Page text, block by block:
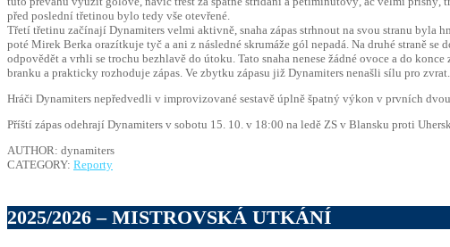
před poslední třetinou bylo tedy vše otevřené.
Třetí třetinu začínají Dynamiters velmi aktivně, snaha zápas strhnout na svou stranu byla
poté Mirek Berka orazítkuje tyč a ani z následné skrumáže gól nepadá. Na druhé straně
odpovědět a vrhli se trochu bezhlavě do útoku. Tato snaha nenese žádné ovoce a do
branku a prakticky rozhoduje zápas. Ve zbytku zápasu již Dynamiters nenašli sílu pro
Hráči Dynamiters nepředvedli v improvizované sestavě úplně špatný výkon v prvních
Příští zápas odehrají Dynamiters v sobotu 15. 10. v 18:00 na ledě ZS v Blansku proti
AUTHOR: dynamiters
CATEGORY: Reporty
2025/2026 – MISTROVSKÁ UTKÁNÍ